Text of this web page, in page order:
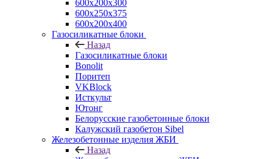
600х200х300
600х250х375
600х200х400
Газосиликатные блоки
Назад
Газосиликатные блоки
Bonolit
Поритеп
VKBlock
Исткульт
Ютонг
Белорусские газобетонные блоки
Калужский газобетон Sibel
Железобетонные изделия ЖБИ
Назад